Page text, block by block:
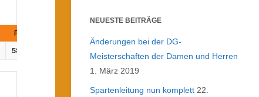
FT%
58.33
NEUESTE BEITRÄGE
Änderungen bei der DG-
Meisterschaften der Damen und Herren
1. März 2019
Spartenleitung nun komplett 22.